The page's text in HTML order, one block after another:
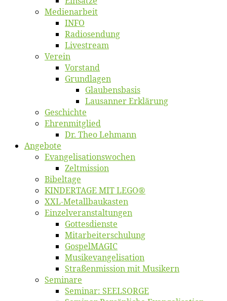
Me­di­en­ar­beit
INFO
Ra­dio­sen­dung
Live­stream
Ver­ein
Vor­stand
Grund­la­gen
Glaubens­ba­sis
Lausan­ner Erklärung
Ge­schich­te
Eh­ren­mit­glied
Dr. Theo Lehmann
An­ge­bo­te
Evangelisa­tions­wo­chen
Zelt­mis­si­on
Bi­bel­ta­ge
KINDERTAGE MIT LEGO®
XXL-Me­­tal­l­­bau­­kas­­ten
Einzelver­an­stal­tungen
Got­tes­diens­te
Mitarbeiter­schulung
Gos­pel­MA­GIC
Musikevan­ge­li­sa­tion
Straßenmis­sion mit Musikern
Se­mi­na­re
Se­mi­nar: SEELSORGE